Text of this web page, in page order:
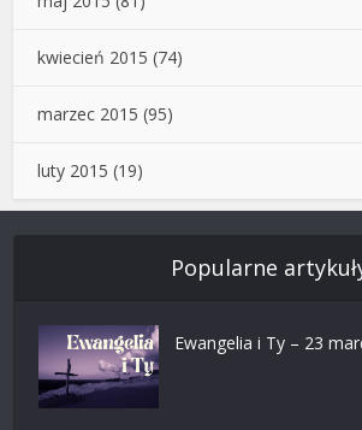
kwiecień 2015 (74)
marzec 2015 (95)
luty 2015 (19)
Popularne
Ewangelia i Ty – 23